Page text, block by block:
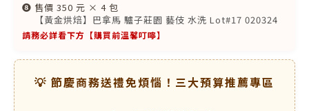
❽ 售價 350 元 × 4 包
【黃金烘焙】巴拿馬 驢子莊園 藝伎 水洗 Lot#17 020324
請務必詳看下方【購買前溫馨叮嚀】
💡 節慶商務送禮免煩惱！三大預算推薦專區